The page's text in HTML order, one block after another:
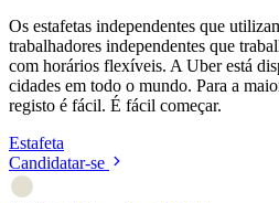
Os estafetas independentes que
trabalhadores independentes que
com horários flexíveis. A Uber está
cidades em todo o mundo. Para a
registo é fácil. É fácil começar.
Estafeta
Candidatar-se